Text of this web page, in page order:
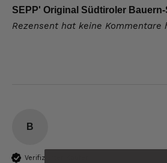
SEPP' Original Südtiroler
Rezensent hat keine Kommentare
B
Verifizierter Käufer